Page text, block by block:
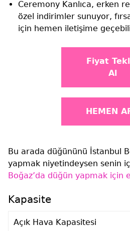
Ceremony Kanlıca, erken
özel indirimler sunuyor,
için hemen iletişime
Fiyat
Al
HEMEN
Bu arada düğününü İstanbul
yapmak niyetindeysen senin
Boğaz’da düğün yapmak için
Kapasite
Açık Hava Kapasitesi